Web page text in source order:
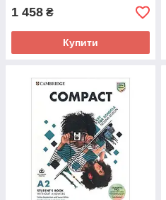
1 458 ₴
Купити